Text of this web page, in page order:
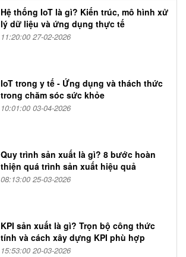
Hệ thống IoT là gì? Kiến trúc, mô hình xử
lý dữ liệu và ứng dụng thực tế
11:20:00 27-02-2026
IoT trong y tế - Ứng dụng và thách thức
trong chăm sóc sức khỏe
10:01:00 03-04-2026
Quy trình sản xuất là gì? 8 bước hoàn
thiện quá trình sản xuất hiệu quả
08:13:00 25-03-2026
KPI sản xuất là gì? Trọn bộ công thức
tính và cách xây dựng KPI phù hợp
15:53:00 20-03-2026